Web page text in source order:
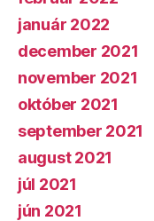
január 2022
december 2021
november 2021
október 2021
september 2021
august 2021
júl 2021
jún 2021